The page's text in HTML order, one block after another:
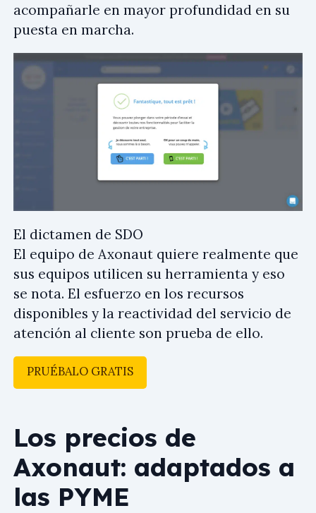
acompañarle en mayor profundidad en su
puesta en marcha.
El dictamen de SDO
El equipo de Axonaut quiere realmente que
sus equipos utilicen su herramienta y eso
se nota. El esfuerzo en los recursos
disponibles y la reactividad del servicio de
atención al cliente son prueba de ello.
PRUÉBALO GRATIS
Los precios de
Axonaut: adaptados a
las PYME